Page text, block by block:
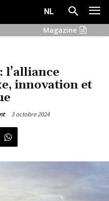
NL
Magazine
l’alliance
innovation et
3 octobre 2024